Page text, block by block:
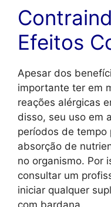
Efeitos
Apesar dos
importante ter em
reações alérgicas
disso, seu uso em
períodos de
absorção de
no organismo. Por
consultar um
iniciar qualquer
com bardana.